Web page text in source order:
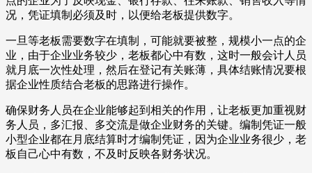
况，凭证填制必须及时，以便给老板提供数字。
一旦等老板需要数字在填制，可能就要被整，规模小一点的企
业，由于企业业务较少，老板都心中有数，这时一般会计人员
就月底一次性处理，然后在登记有关账薄，具体结账情况要根
据企业性质结合老板的思路进行操作。
确保财务人员在企业能够起到相关的作用，让老板更加重视财
务人员，多汇报、多交流是做企业财务的关键。编制凭证一般
小型企业都在月底结算时才编制凭证，因为企业业务很少，老
板自己心中有数，不及时反映各财务状况。